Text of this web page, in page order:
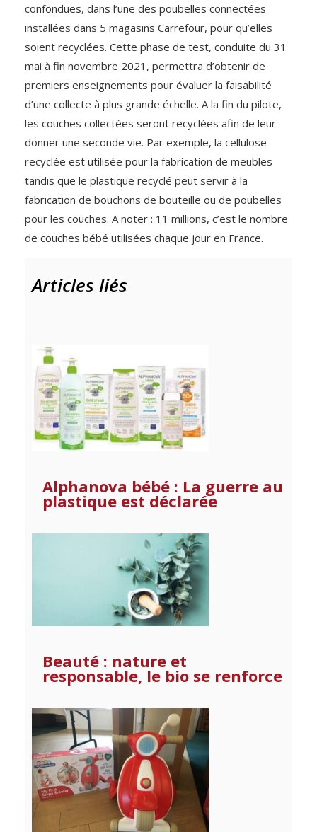
confondues, dans l’une des poubelles connectées
installées dans 5 magasins Carrefour, pour qu’elles
soient recyclées. Cette phase de test, conduite du 31
mai à fin novembre 2021, permettra d’obtenir de
premiers enseignements pour évaluer la faisabilité
d’une collecte à plus grande échelle. A la fin du pilote,
les couches collectées seront recyclées afin de leur
donner une seconde vie. Par exemple, la cellulose
recyclée est utilisée pour la fabrication de meubles
tandis que le plastique recyclé peut servir à la
fabrication de bouchons de bouteille ou de poubelles
pour les couches. A noter : 11 millions, c’est le nombre
de couches bébé utilisées chaque jour en France.
Articles liés
Alphanova bébé : La guerre au
plastique est déclarée
Beauté : nature et
responsable, le bio se renforce